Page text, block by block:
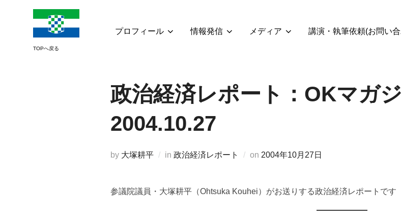
プロフィール 情報発信 メディア 講演・執筆依頼(お問い
政治経済レポート：OKマガジ
2004.10.27
by 大塚耕平 in 政治経済レポート on 投
2004年10月27日
参議院議員・大塚耕平（Ohtsuka Kouhei）がお送りする政治経済レポートです